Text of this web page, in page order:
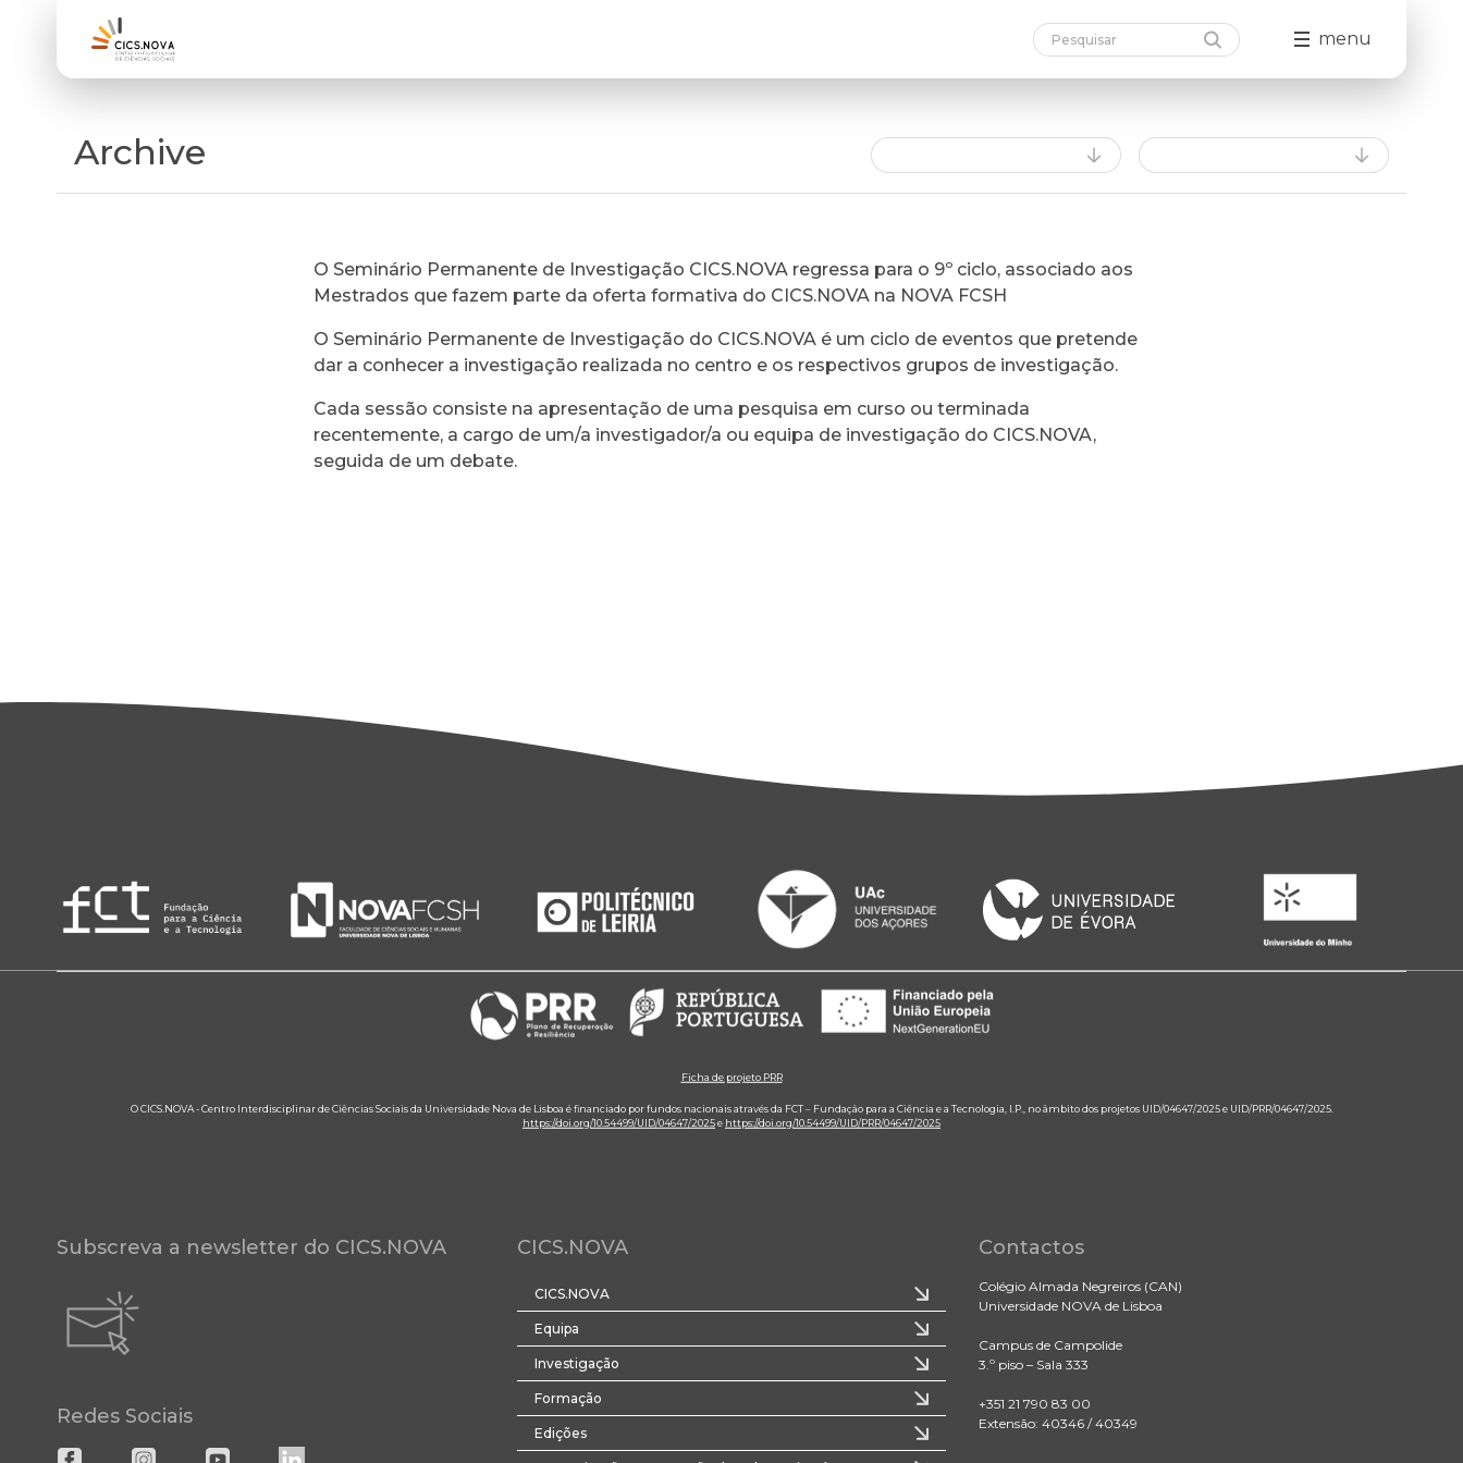
menu
Archive
O Seminário Permanente de Investigação CICS.NOVA regressa para o 9º ciclo, associado aos
Mestrados que fazem parte da oferta formativa do CICS.NOVA na NOVA FCSH
O Seminário Permanente de Investigação do CICS.NOVA é um ciclo de eventos que pretende
dar a conhecer a investigação realizada no centro e os respectivos grupos de investigação.
Cada sessão consiste na apresentação de uma pesquisa em curso ou terminada
recentemente, a cargo de um/a investigador/a ou equipa de investigação do CICS.NOVA,
seguida de um debate.
Ficha de projeto PRR
O CICS.NOVA - Centro Interdisciplinar de Ciências Sociais da Universidade Nova de Lisboa é financiado por fundos nacionais através da FCT – Fundação para a Ciência e a Tecnologia, I.P., no âmbito dos projetos UID/04647/2025 e UID/PRR/04647/2025.
https://doi.org/10.54499/UID/04647/2025e https://doi.org/10.54499/UID/PRR/04647/2025
Subscreva a newsletter do CICS.NOVA
Redes Sociais
CICS.NOVA
CICS.NOVA
Equipa
Investigação
Formação
Edições
Contactos
Colégio Almada Negreiros (CAN)
Universidade NOVA de Lisboa
Campus de Campolide
3.º piso – Sala 333
+351 21 790 83 00
Extensão: 40346 / 40349